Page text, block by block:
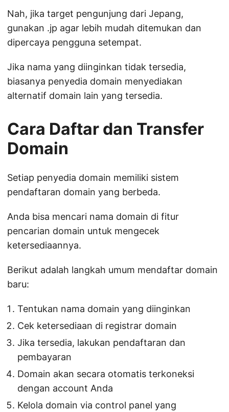
Nah, jika target pengunjung dari Jepang,
gunakan .jp agar lebih mudah ditemukan dan
dipercaya pengguna setempat.
Jika nama yang diinginkan tidak tersedia,
biasanya penyedia domain menyediakan
alternatif domain lain yang tersedia.
Cara Daftar dan Transfer
Domain
Setiap penyedia domain memiliki sistem
pendaftaran domain yang berbeda.
Anda bisa mencari nama domain di fitur
pencarian domain untuk mengecek
ketersediaannya.
Berikut adalah langkah umum mendaftar domain
baru:
Tentukan nama domain yang diinginkan
Cek ketersediaan di registrar domain
Jika tersedia, lakukan pendaftaran dan
pembayaran
Domain akan secara otomatis terkoneksi
dengan account Anda
Kelola domain via control panel yang